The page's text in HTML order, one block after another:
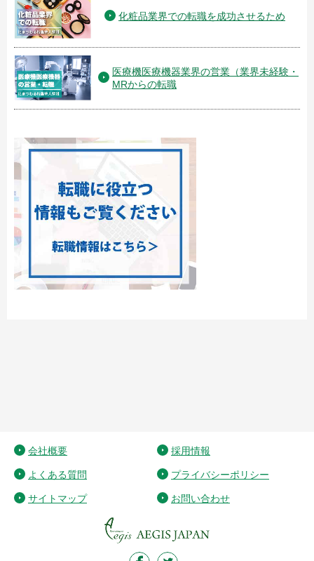
化粧品業界での転職を成功させるため
医療機医療機器業界の営業（業界未経験・
MRからの転職
会社概要 採用情報
よくある質問 プライバシーポリシー
サイトマップ お問い合わせ